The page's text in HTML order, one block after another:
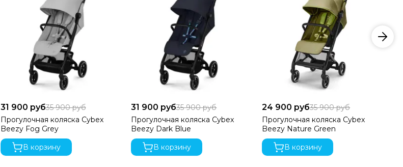
31 900 руб35 900 руб
Прогулочная коляска Cybex
Beezy Fog Grey
В корзину
31 900 руб35 900 руб
Прогулочная коляска Cybex
Beezy Dark Blue
В корзину
24 900 руб35 900 руб
Прогулочная коляска Cybex
Beezy Nature Green
В корзину